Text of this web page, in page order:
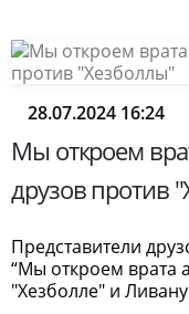
28.07.2024 16:24
Мы откроем
друзов против
Представители
“Мы откроем врата
"Хезболле" и